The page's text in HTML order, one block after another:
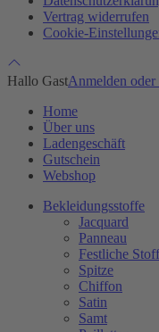
Vertrag widerrufen
Cookie-
Hallo GastAnmelden
Home
Über uns
Ladengeschäft
Gutschein
Webshop
Bekleidungsstoffe
Jacquard
Panneau
Festliche
Spitze
Chiffon
Satin
Samt